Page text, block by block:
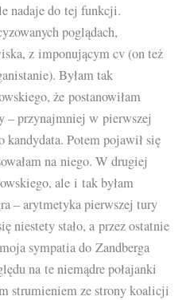
nadaje do tej funkcji.
poglądach,
z imponującym cv (on też
Byłam tak
że postanowiłam
– przynajmniej w pierwszej
kandydata. Potem pojawił się
na niego. W drugiej
ale i tak byłam
– arytmetyka pierwszej tury
niestety stało, a przez ostatnie
sympatia do Zandberga
na te niemądre połajanki
strumieniem ze strony koalicji